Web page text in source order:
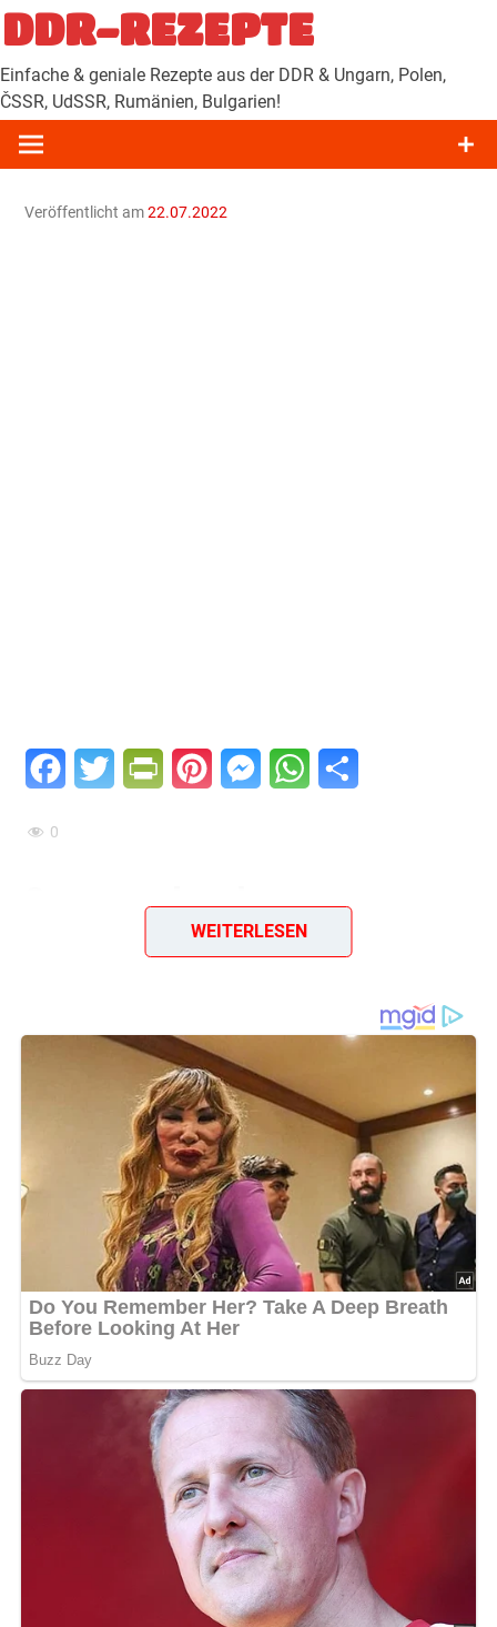
Zum
Inhalt
springen
DDR-REZEPTE
Einfache & geniale Rezepte aus der DDR & Ungarn, Polen,
ČSSR, UdSSR, Rumänien, Bulgarien!
Veröffentlicht am22.07.2022
FacebookTwitter PrintFriendly
PinterestMessengerWhatsApp
0
Orangenkuchen
Diese Zutaten brauchen wir…
200 g Margarine
180 g Zucker
300 g Mehl
1/2 Päckchen Backpulver
Saft von 2 Orangen
2 Eßlöffel abgeriebene Orangenschale von gut
gesäuberten Orangen
2 Eßlöffel Weinbrand
200 g Puderzucker
etwas Orangensaft
2 Eßlöffel in feine Streifchen geschnittene
WEITERLESEN